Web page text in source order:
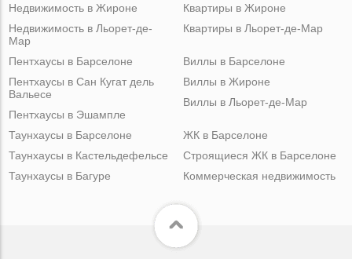
Недвижимость в Жироне
Недвижимость в Льорет-де-
Мар
Квартиры в Жироне
Квартиры в Льорет-де-Мар
Пентхаусы в Барселоне
Пентхаусы в Сан Кугат дель
Вальесе
Пентхаусы в Эшампле
Виллы в Барселоне
Виллы в Жироне
Виллы в Льорет-де-Мар
Таунхаусы в Барселоне
Таунхаусы в Кастельдефельсе
Таунхаусы в Багуре
ЖК в Барселоне
Строящиеся ЖК в Барселоне
Коммерческая недвижимость